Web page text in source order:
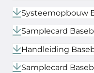
Systeemopbouw
Samplecard
Handleiding
Samplecard